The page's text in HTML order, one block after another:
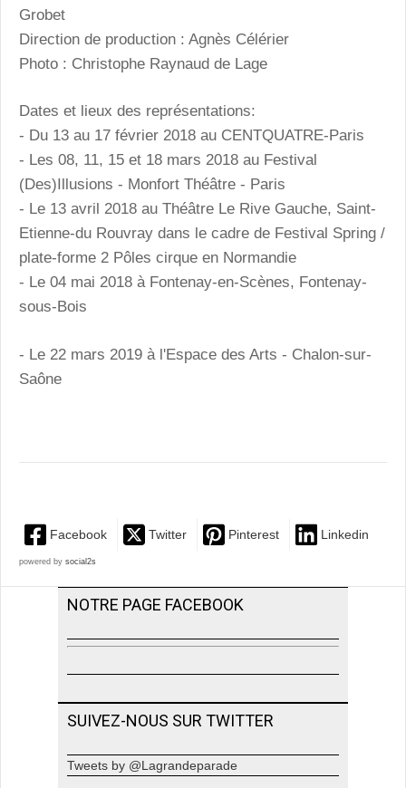
Grobet
Direction de production : Agnès Célérier
Photo : Christophe Raynaud de Lage
Dates et lieux des représentations:
- Du 13 au 17 février 2018 au CENTQUATRE-Paris
- Les 08, 11, 15 et 18 mars 2018 au Festival
(Des)Illusions - Monfort Théâtre - Paris
- Le 13 avril 2018 au Théâtre Le Rive Gauche, Saint-
Etienne-du Rouvray dans le cadre de Festival Spring /
plate-forme 2 Pôles cirque en Normandie
- Le 04 mai 2018 à Fontenay-en-Scènes, Fontenay-
sous-Bois
- Le 22 mars 2019 à l'Espace des Arts - Chalon-sur-
Saône
Facebook Twitter Pinterest Linkedin
powered by social2s
NOTRE PAGE FACEBOOK
SUIVEZ-NOUS SUR TWITTER
Tweets by @Lagrandeparade